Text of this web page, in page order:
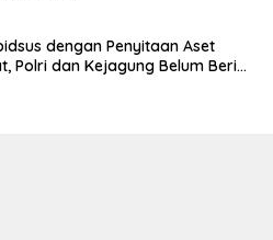
dengan Penyitaan Aset
Polri dan Kejagung Belum Beri